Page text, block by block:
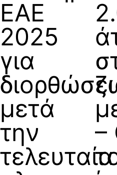
ΕΑΕ
2025
για
μετά
την
τελευταία
–